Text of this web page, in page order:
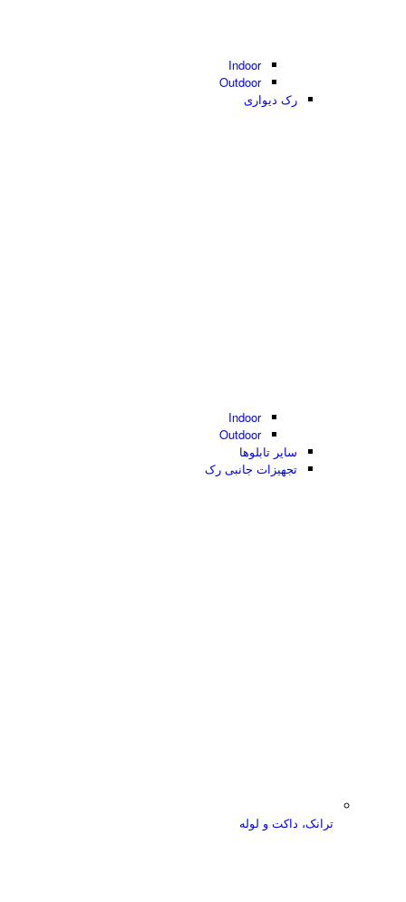
Indoor
Outdoor
رک دیواری
Indoor
Outdoor
سایر تابلوها
تجهیزات جانبی رک
ترانک، داکت و لوله